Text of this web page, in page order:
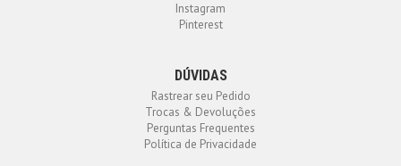
Instagram
Pinterest
DÚVIDAS
Rastrear seu Pedido
Trocas & Devoluções
Perguntas Frequentes
Política de Privacidade